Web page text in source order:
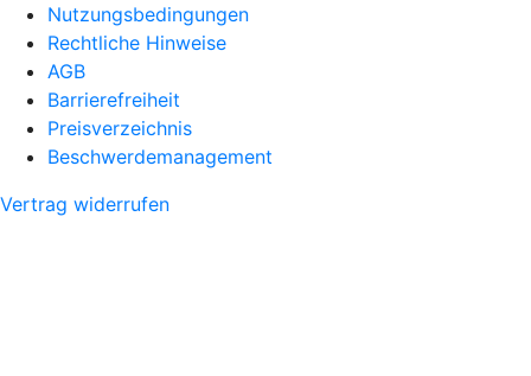
Nutzungsbedingungen
Rechtliche Hinweise
AGB
Barrierefreiheit
Preisverzeichnis
Beschwerdemanagement
Vertrag widerrufen